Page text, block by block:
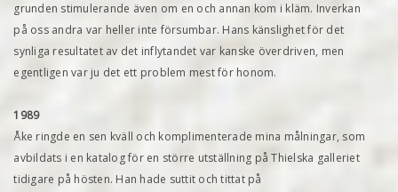
grunden stimulerande även om en och annan kom i kläm. Inverkan
på oss andra var heller inte försumbar. Hans känslighet för det
synliga resultatet av det inflytandet var kanske överdriven, men
egentligen var ju det ett problem mest för honom.
1989
Åke ringde en sen kväll och komplimenterade mina målningar, som
avbildats i en katalog för en större utställning på Thielska galleriet
tidigare på hösten. Han hade suttit och tittat på